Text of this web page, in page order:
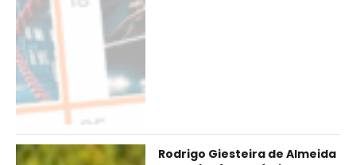
Rodrigo Giesteira de Almeida